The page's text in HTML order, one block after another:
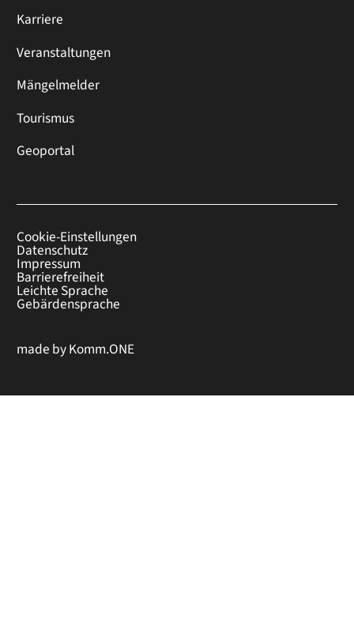
Karriere
Veranstaltungen
Mängelmelder
Tourismus
Geoportal
Cookie-Einstellungen
Datenschutz
Impressum
Barrierefreiheit
Leichte Sprache
Gebärdensprache
made byKomm.ONE